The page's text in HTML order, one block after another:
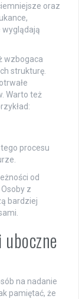
oraz
wyglądają
wzbogaca
strukturę.
Warto też
procesu
od
z
bardziej
na nadanie
pamiętać, że